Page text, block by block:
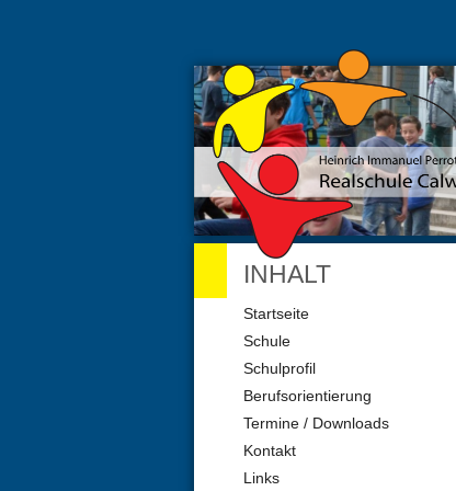
INHALT
Navigation
Startseite
Schule
Schulprofil
Berufsorientierung
Termine / Downloads
Kontakt
Links